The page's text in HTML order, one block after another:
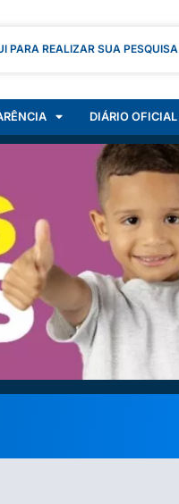
PARA REALIZAR SUA PESQUISA
DIÁRIO OFICIAL